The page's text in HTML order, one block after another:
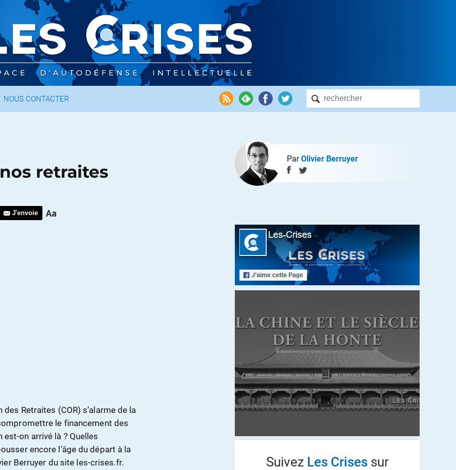
NOUS CONTACTER
retraites
J'envoie
Retraites (COR) s’alarme de la
le financement des
on arrivé là ? Quelles
encore l’âge du départ à la
Berruyer du site les-crises.fr.
ParOlivier Berruyer
Suivez Les Crisessur